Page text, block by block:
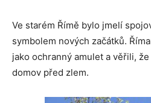
Ve starém Římě bylo jmelí
symbolem nových začátků.
jako ochranný amulet a věřili,
domov před zlem.